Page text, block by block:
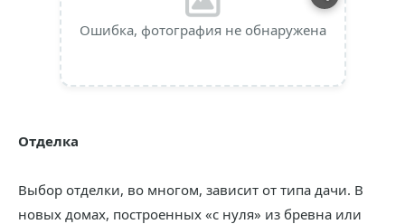
Ошибка, фотография не обнаружена
Отделка
Выбор отделки, во многом, зависит от типа дачи. В
новых домах, построенных «с нуля» из бревна или